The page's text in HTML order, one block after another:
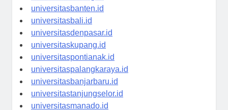
universitasserang.id
universitasbanten.id
universitasbali.id
universitasdenpasar.id
universitaskupang.id
universitaspontianak.id
universitaspalangkaraya.id
universitasbanjarbaru.id
universitastanjungselor.id